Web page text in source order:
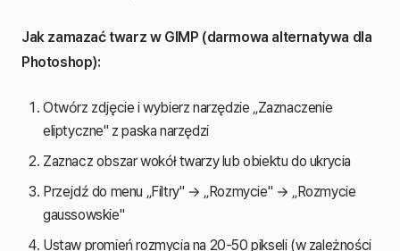
Jak zamazać twarz w GIMP (darmowa alternatywa dla
Photoshop):
Otwórz zdjęcie i wybierz narzędzie „Zaznaczenie
eliptyczne" z paska narzędzi
Zaznacz obszar wokół twarzy lub obiektu do ukrycia
Przejdź do menu „Filtry" → „Rozmycie" → „Rozmycie
gaussowskie"
Ustaw promień rozmycia na 20-50 pikseli (w zależności